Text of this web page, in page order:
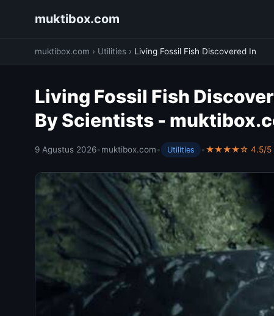
muktibox.com
muktibox.com › Utilities › Living Fossil Fish Discovered In
Living Fossil Fish
By Scientists -
9 Agustus 2026•muktibox.com• Utilities •★★★★☆ 4.5/5